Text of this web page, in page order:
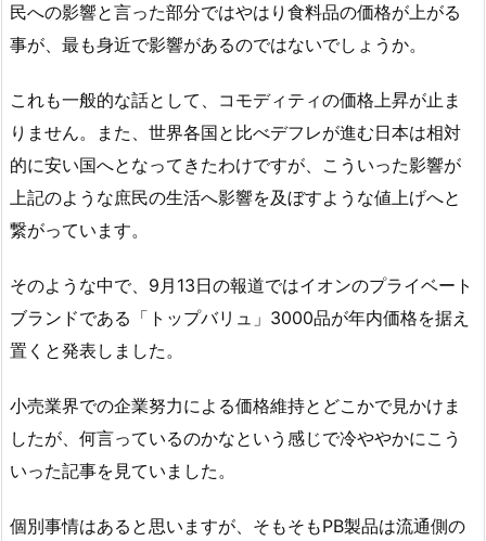
民への影響と言った部分ではやはり食料品の価格が上がる
事が、最も身近で影響があるのではないでしょうか。
これも一般的な話として、コモディティの価格上昇が止ま
りません。また、世界各国と比べデフレが進む日本は相対
的に安い国へとなってきたわけですが、こういった影響が
上記のような庶民の生活へ影響を及ぼすような値上げへと
繋がっています。
そのような中で、9月13日の報道ではイオンのプライベート
ブランドである「トップバリュ」3000品が年内価格を据え
置くと発表しました。
小売業界での企業努力による価格維持とどこかで見かけま
したが、何言っているのかなという感じで冷ややかにこう
いった記事を見ていました。
個別事情はあると思いますが、そもそもPB製品は流通側の